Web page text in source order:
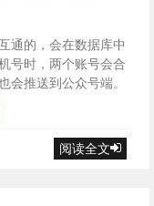
通的，会在数据库中
号时，两个账号会合
会推送到公众号端。
阅读全文